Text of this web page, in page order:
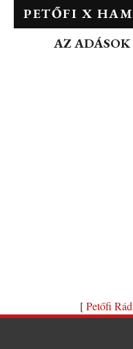
PETŐFI X
AZ
[Petőfi